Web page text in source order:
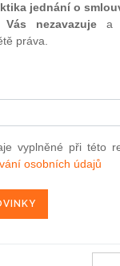
jednání o
nezavazuje a
práva.
vyplněné při této
osobních údajů